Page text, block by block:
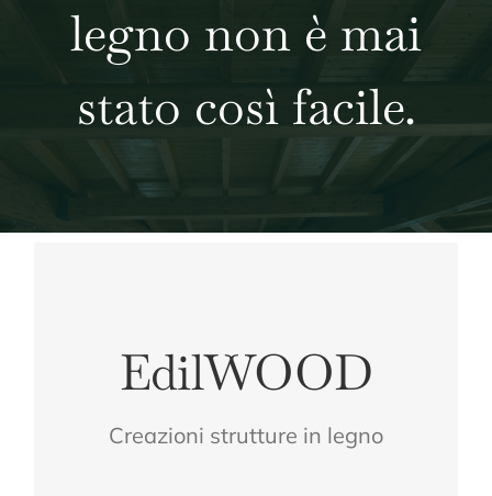
legno non è mai
stato così facile.
EdilWOOD
Creazioni strutture in legno
LEGNO PER IL
VOSTRO